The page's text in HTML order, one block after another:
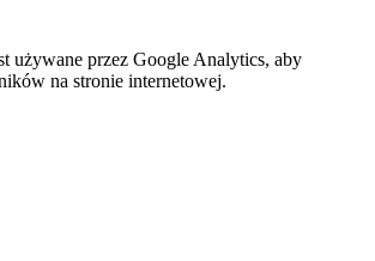
używane przez Google Analytics, aby
na stronie internetowej.